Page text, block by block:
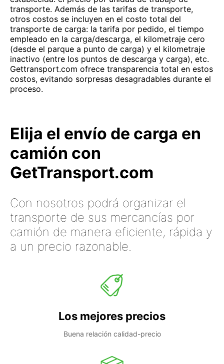
transporte. Además de las tarifas de transporte,
otros costos se incluyen en el costo total del
transporte de carga: la tarifa por pedido, el tiempo
empleado en la carga/descarga, el kilometraje cero
(desde el parque a punto de carga) y el kilometraje
inactivo (entre los puntos de descarga y carga), etc.
Gettransport.com ofrece transparencia total en estos
costos, evitando sorpresas desagradables durante el
proceso.
Elija el envío de carga en
camión con
GetTransport.com
Con nosotros podrá organizar el
transporte de sus mercancías por
camión de manera eficiente, rápida y
a un precio razonable.
Los mejores precios
Buena relación calidad-precio